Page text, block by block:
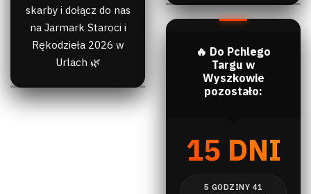
skarby i dołącz do nas
na Jarmark Staroci i
Rękodzieła 2026 w
Urlach 🌿
🔥 Do Pchlego
Targu w
Wyszkowie
pozostało:
15 DNI